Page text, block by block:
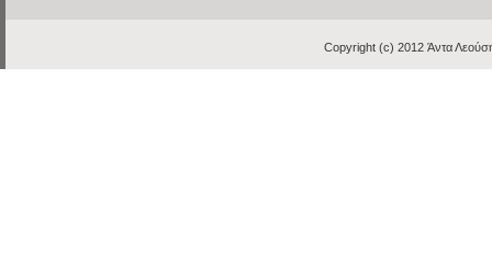
Copyright (c) 2012 Άντα